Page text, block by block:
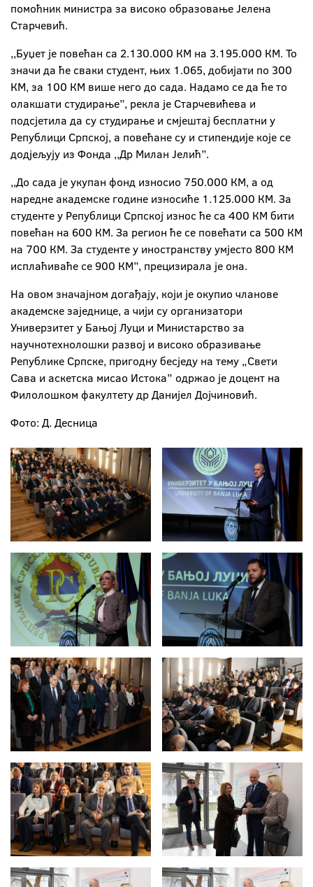
помоћник министра за високо образовање Јелена
Старчевић.
,,Буџет је повећан са 2.130.000 КМ на 3.195.000 КМ. То
значи да ће сваки студент, њих 1.065, добијати по 300
КМ, за 100 КМ више него до сада. Надамо се да ће то
олакшати студирање”, рекла је Старчевићева и
подсјетила да су студирање и смјештај бесплатни у
Републици Српској, а повећане су и стипендије које се
додјељују из Фонда ,,Др Милан Јелић”.
,,До сада је укупан фонд износио 750.000 КМ, а од
наредне академске године износиће 1.125.000 КМ. За
студенте у Републици Српској износ ће са 400 КМ бити
повећан на 600 КМ. За регион ће се повећати са 500 КМ
на 700 КМ. За студенте у иностранству умјесто 800 КМ
исплаћиваће се 900 КМ”, прецизирала је она.
На овом значајном догађају, који је окупио чланове
академске заједнице, а чији су организатори
Универзитет у Бањој Луци и Министарство за
научнотехнолошки развој и високо образивање
Републике Српске, пригодну бесједу на тему „Свети
Сава и аскетска мисао Истока” одржао је доцент на
Филолошком факултету др Данијел Дојчиновић.
Фото: Д. Десница